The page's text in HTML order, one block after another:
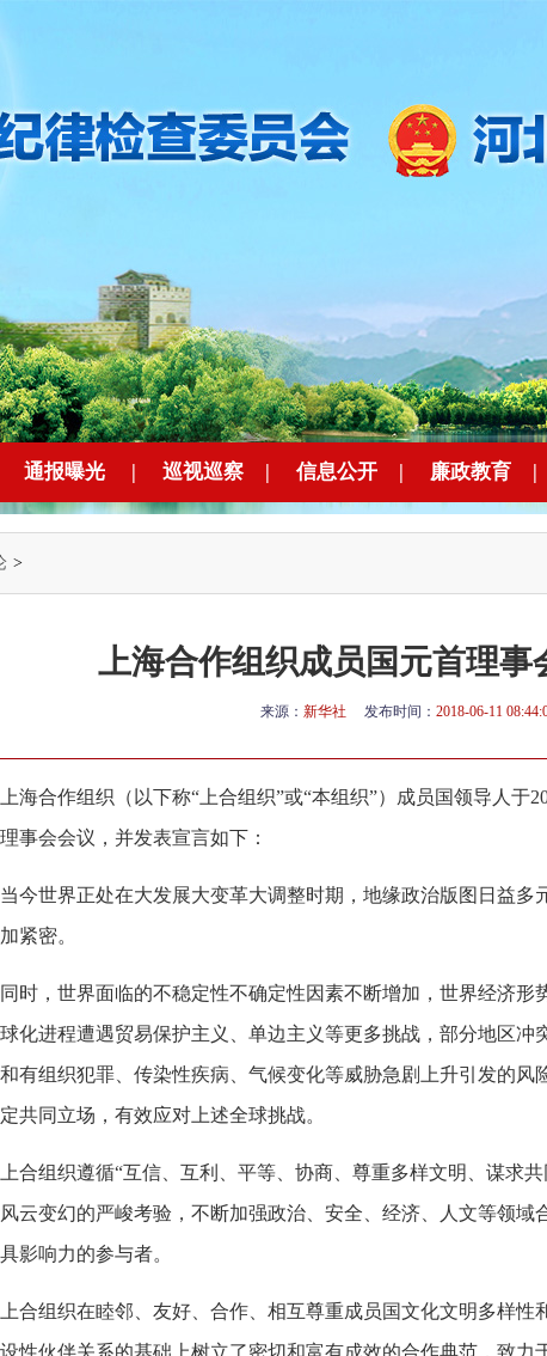
通报曝光 | 巡视巡察 | 信息公开 | 廉政教育 |
>
上海合作组织成员国元首理事
来源： 新华社 发布时间： 2018-06-11
海合作组织（以下称“上合组织”或“本组织”）成员国领导人于
事会会议，并发表宣言如下：
今世界正处在大发展大变革大调整时期，地缘政治版图日益多
紧密。
时，世界面临的不稳定性不确定性因素不断增加，世界经济形
化进程遭遇贸易保护主义、单边主义等更多挑战，部分地区冲
有组织犯罪、传染性疾病、气候变化等威胁急剧上升引发的风
共同立场，有效应对上述全球挑战。
合组织遵循“互信、互利、平等、协商、尊重多样文明、谋求共
云变幻的严峻考验，不断加强政治、安全、经济、人文等领域
影响力的参与者。
合组织在睦邻、友好、合作、相互尊重成员国文化文明多样性
性伙伴关系的基础上树立了密切和富有成效的合作典范，致力